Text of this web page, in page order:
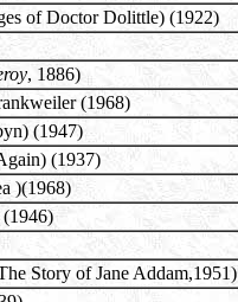
of Doctor Dolittle) (1922)
, 1886)
(1968)
(1947)
(1937)
)(1968)
Story of Jane Addam,1951)